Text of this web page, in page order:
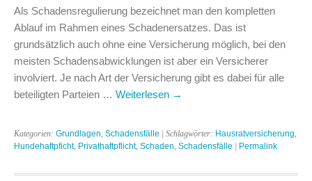
Als Schadensregulierung bezeichnet man den kompletten
Ablauf im Rahmen eines Schadenersatzes. Das ist
grundsätzlich auch ohne eine Versicherung möglich, bei den
meisten Schadensabwicklungen ist aber ein Versicherer
involviert. Je nach Art der Versicherung gibt es dabei für alle
beteiligten Parteien … Weiterlesen →
Kategorien: Grundlagen Schadensfälle | Schlagwörter: Hausratversicherung
Hundehaftpficht, Privathaftpflicht, Schaden Schadensfälle | Permalink